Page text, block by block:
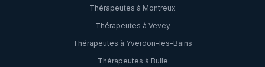
Thérapeutes à Montreux
Thérapeutes à Vevey
Thérapeutes à Yverdon-les-Bains
Thérapeutes à Bulle